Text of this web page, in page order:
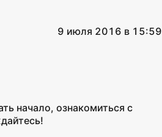
9 июля 2016 в 15:59
начало, ознакомиться с